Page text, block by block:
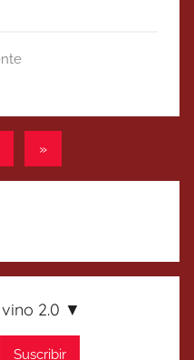
Entradas
»
2.0 ▼